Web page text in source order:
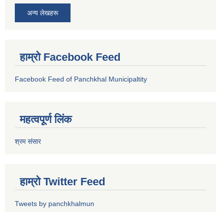
अन्य लेखहरू
हाम्रो Facebook Feed
Facebook Feed of Panchkhal Municipaltity
महत्वपूर्ण लिंक
श्रम संसार
हाम्रो Twitter Feed
Tweets by panchkhalmun